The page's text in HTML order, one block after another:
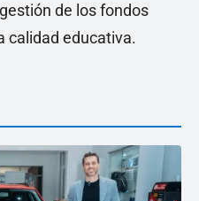
de los fondos
calidad educativa.